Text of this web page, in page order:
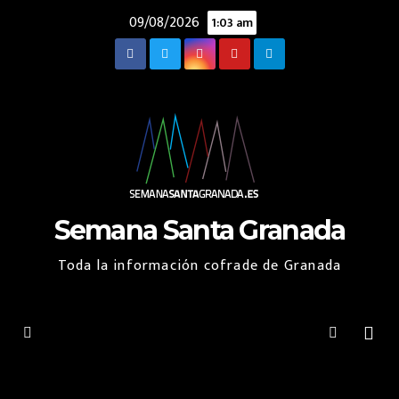
09/08/2026 1:03 am
Semana Santa Granada
Toda la información cofrade de Granada